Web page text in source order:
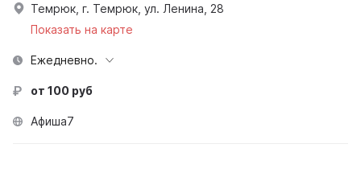
Темрюк, г. Темрюк, ул. Ленина, 28
Показать на карте
Ежедневно.
от 100 руб
Афиша7